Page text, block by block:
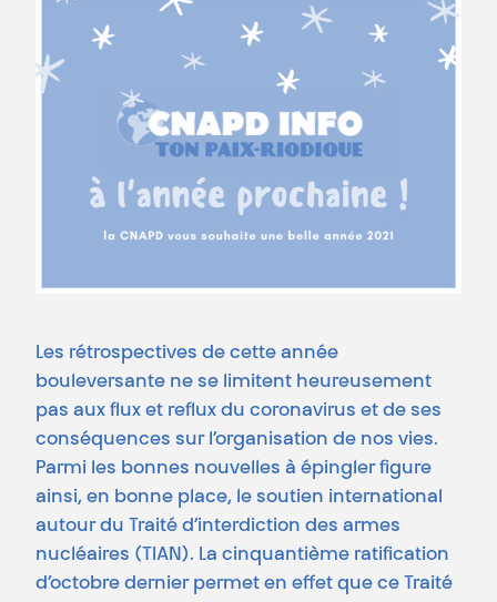
Les rétrospectives de cette année
bouleversante ne se limitent heureusement
pas aux flux et reflux du coronavirus et de ses
conséquences sur l’organisation de nos vies.
Parmi les bonnes nouvelles à épingler figure
ainsi, en bonne place, le soutien international
autour du Traité d’interdiction des armes
nucléaires (TIAN). La cinquantième ratification
d’octobre dernier permet en effet que ce Traité